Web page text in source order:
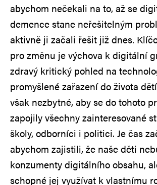
abychom nečekali na to, až se
demence stane neřešitelným
aktivně ji začali řešit již dnes.
pro změnu je výchova k digitální
zdravý kritický pohled na
promyšlené zařazení do života
však nezbytné, aby se do tohoto
zapojily všechny zainteresované
školy, odborníci i politici. Je čas
abychom zajistili, že naše děti
konzumenty digitálního obsahu,
schopné jej využívat k vlastnímu